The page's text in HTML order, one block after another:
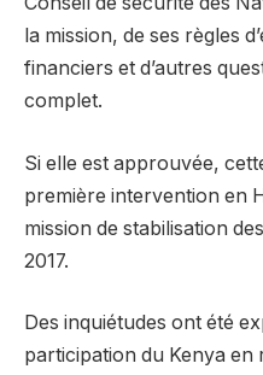
la mission, de ses règles
financiers et d’autres
complet.
Si elle est approuvée,
première intervention en
mission de stabilisation
2017.
Des inquiétudes ont été
participation du Kenya en